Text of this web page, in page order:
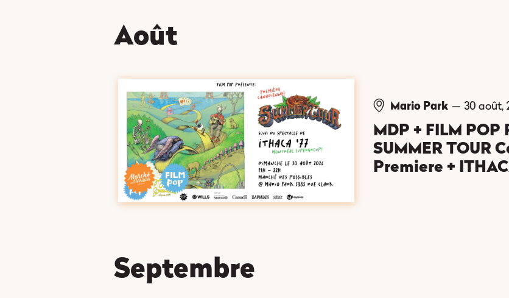
Il n'y a actuellement aucun événement
août
Mario Park — 30 août,
MDP + FILM POP
SUMMER TOUR
Premiere +
septembre